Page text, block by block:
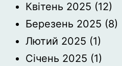
Квітень 2025 (12)
Березень 2025 (8)
Лютий 2025 (1)
Січень 2025 (1)